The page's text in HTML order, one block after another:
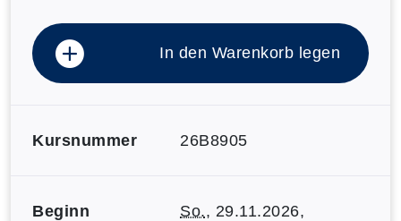
In den Warenkorb legen
Kursnummer 26B8905
Beginn So., 29.11.2026,